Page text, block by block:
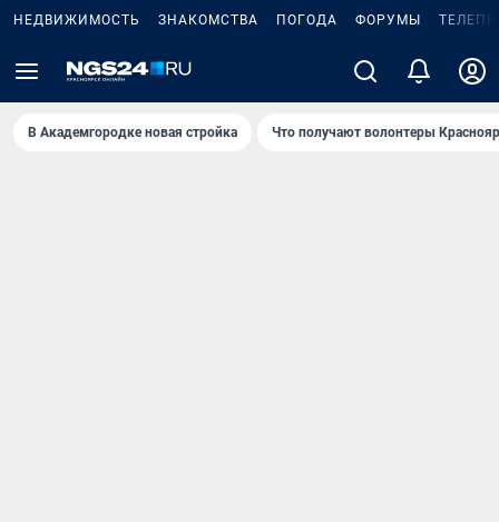
НЕДВИЖИМОСТЬ ЗНАКОМСТВА ПОГОДА ФОРУМЫ
В Академгородке новая стройка Что получают волонтеры